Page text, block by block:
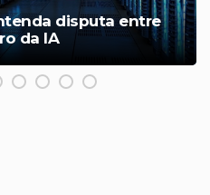
disputa entre
da IA